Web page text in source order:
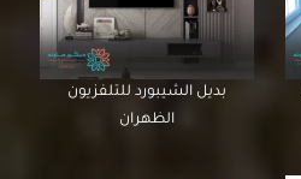
بديل الشيبورد للتلفزيون
الظهران